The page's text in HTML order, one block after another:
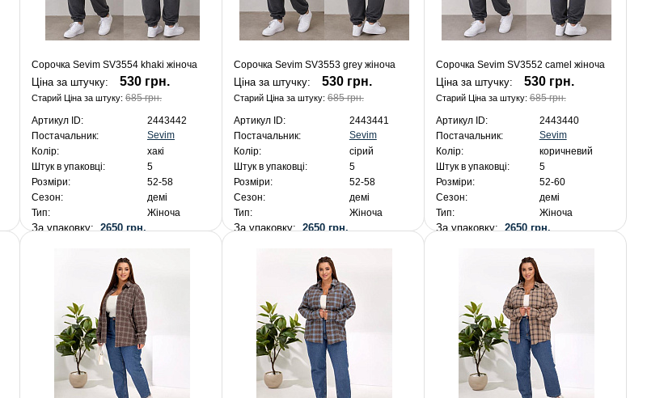
Сорочка Sevim SV3554 khaki жіноча
Ціна за штучку: 530 грн.
Старий Ціна за штуку: 685 грн.
Артикул ID:
2443442
Постачальник:
Sevim
Колір:
хакі
Штук в упаковці:
5
Розміри:
52-58
Сезон:
демі
Тип:
Жіноча
За упаковку: 2650 грн.
Сорочка Sevim SV3553 grey жіноча
Ціна за штучку: 530 грн.
Старий Ціна за штуку: 685 грн.
Артикул ID:
2443441
Постачальник:
Sevim
Колір:
сірий
Штук в упаковці:
5
Розміри:
52-58
Сезон:
демі
Тип:
Жіноча
За упаковку: 2650 грн.
Сорочка Sevim SV3552 camel жіноча
Ціна за штучку: 530 грн.
Старий Ціна за штуку:685 грн.
Артикул ID:
2443440
Постачальник:
Sevim
Колір:
коричневий
Штук в упаковці:
5
Розміри:
52-60
Сезон:
демі
Тип:
Жіноча
За упаковку: 2650 грн.